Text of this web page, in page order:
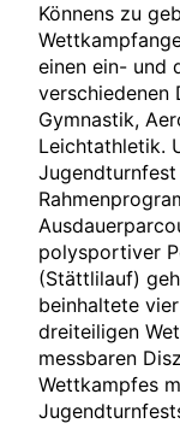
Könnens zu
einen ein- und
verschiedenen
Gymnastik,
Leichtathletik.
polysportiver
(Stättlilauf)
beinhaltete
dreiteiligen
messbaren
Wettkampfes